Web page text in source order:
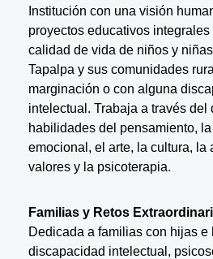
Institución con una visión
proyectos educativos
calidad de vida de niños y
Tapalpa y sus comunidades
marginación o con alguna
intelectual. Trabaja a través del
habilidades del pensamiento,
emocional, el arte, la cultura, la
valores y la psicoterapia.
Familias y Retos
Dedicada a familias con hijas e
discapacidad intelectual,